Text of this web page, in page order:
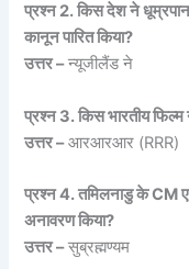
प्रश्न 2. किस देश ने धूम्रपान
कानून पारित किया?
उत्तर –न्यूजीलैंड ने
प्रश्न 3. किस भारतीय फिल्म
उत्तर –आरआरआर (RRR)
प्रश्न 4. तमिलनाडु के CM
अनावरण किया?
उत्तर –सुब्रह्मण्यम